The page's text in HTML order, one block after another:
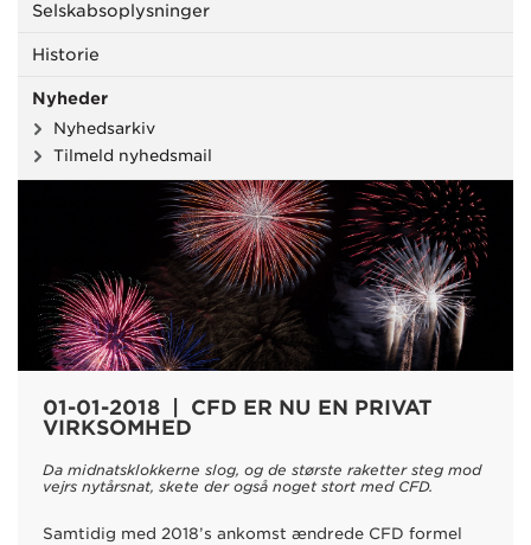
Selskabsoplysninger
Historie
Nyheder
Nyhedsarkiv
Tilmeld nyhedsmail
01-01-2018 | CFD ER NU EN PRIVAT
VIRKSOMHED
Da midnatsklokkerne slog, og de største raketter steg mod
vejrs nytårsnat, skete der også noget stort med CFD.
Samtidig med 2018’s ankomst ændrede CFD formel